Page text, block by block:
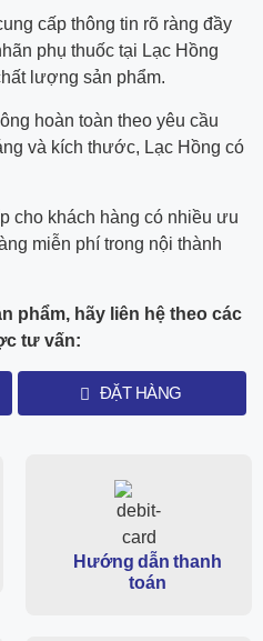
cấp thông tin rõ ràng đầy
phụ thuốc tại Lạc Hồng
lượng sản phẩm.
hoàn toàn theo yêu cầu
và kích thước, Lạc Hồng có
cho khách hàng có nhiều ưu
miễn phí trong nội thành
phẩm, hãy liên hệ theo các
tư vấn:
ĐẶT HÀNG
Hướng dẫn thanh
toán